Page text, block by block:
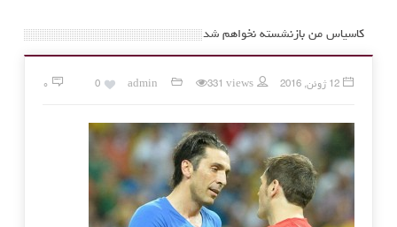
کاسیاس من بازنشسته نخواهم شد
12 ژوئن, 2016 admin 331 views
0 ۰